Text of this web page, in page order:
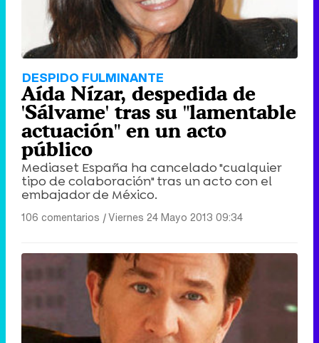
DESPIDO FULMINANTE
Aída Nízar, despedida de
'Sálvame' tras su "lamentable
actuación" en un acto
público
Mediaset España ha cancelado "cualquier
tipo de colaboración" tras un acto con el
embajador de México.
106 comentarios |Viernes 24 Mayo 2013 09:34